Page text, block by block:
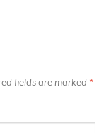
fields are marked *